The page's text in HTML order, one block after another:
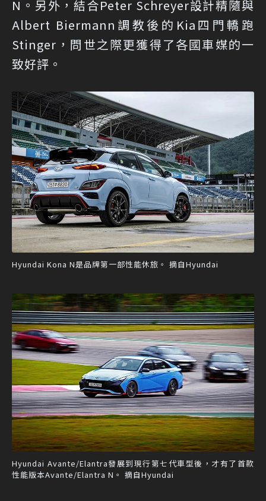
N。另外，結合Peter Schreyer設計精隨與
Albert Biermann調教後的Kia四門轎跑
Stinger，問世之際更獲得了各國車媒的一
致好評。
Hyundai Kona N是品牌第一部性能休旅。 摘自Hyundai
Hyundai Avante/Elantra發展到現行第七代車型後，才有了首款
性能版本Avante/Elantra N。 摘自Hyundai